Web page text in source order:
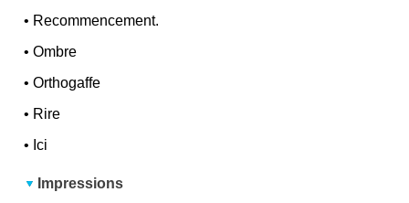
• Recommencement.
•Ombre
•Orthogaffe
• Rire
• Ici
Impressions